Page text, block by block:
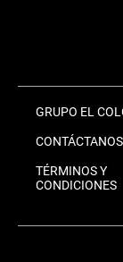
GRUPO EL
CONTÁCTANOS
TÉRMINOS Y
CONDICIONES